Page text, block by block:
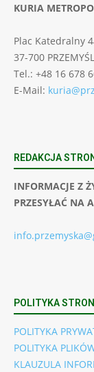
KURIA
Plac Katedralny
37-700 PRZEMYŚL
Tel.: +48 16 678
E-Mail:
REDAKCJA
INFORMACJE Z
PRZESYŁAĆ NA
POLITYKA
POLITYKA
POLITYKA
KLAUZULA